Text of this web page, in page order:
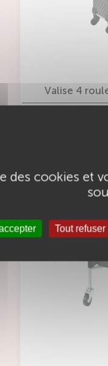
Valise 4
des cookies et
Tout refuser